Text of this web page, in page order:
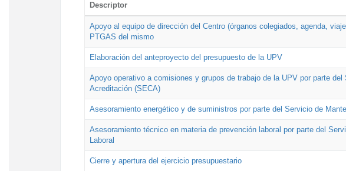
Descriptor
Apoyo al equipo de dirección del Centro (órganos colegiados, agenda,
PTGAS del mismo
Elaboración del anteproyecto del presupuesto de la UPV
Apoyo operativo a comisiones y grupos de trabajo de la UPV por parte
Acreditación (SECA)
Asesoramiento energético y de suministros por parte del Servicio de
Asesoramiento técnico en materia de prevención laboral por parte del
Laboral
Cierre y apertura del ejercicio presupuestario